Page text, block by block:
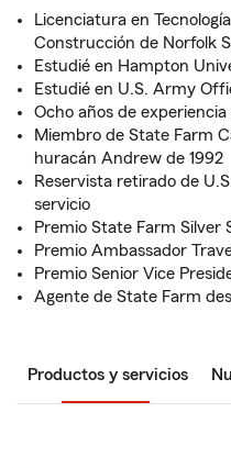
Licenciatura en
Construcción de Norfolk
Estudié en Hampton
Estudié en U.S. Army
Ocho años de
Miembro de State Farm
huracán Andrew de 1992
Reservista retirado de
servicio
Premio State Farm Silver
Premio Ambassador
Premio Senior Vice
Agente de State Farm
Productos y servicios